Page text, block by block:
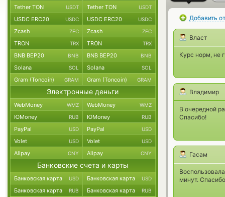
Добавить
Власт
Курс норм, не
Владимир
В очередной
Спасибо!
Гасам
минут.
Tether TON USDT Tether TON USDT
USDC ERC20 USDC USDC ERC20 USDC
Zcash ZEC Zcash ZEC
TRON TRX TRON TRX
BNB BEP20 BNB BNB BEP20 BNB
Solana SOL Solana SOL
Gram (Toncoin) GRAM Gram (Toncoin) GRAM
Электронные деньги
WebMoney WMZ WebMoney WMZ
ЮMoney RUB ЮMoney RUB
PayPal USD PayPal USD
Volet USD Volet USD
Alipay CNY Alipay CNY
Банковские счета и карты
Банковская карта USD Банковская карта USD
Банковская карта RUB Банковская карта RUB